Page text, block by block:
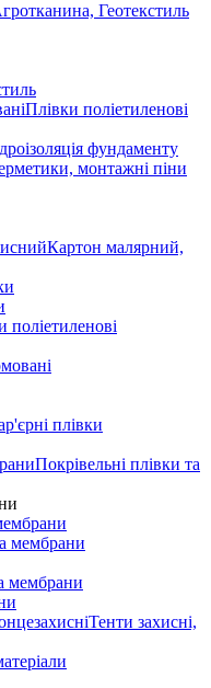
Геотекстиль
Плівки поліетиленові
фундаменту
монтажні піни
Картон малярний,
поліетиленові
плівки
Покрівельні плівки та
мембрани
мембрани
Тенти захисні,